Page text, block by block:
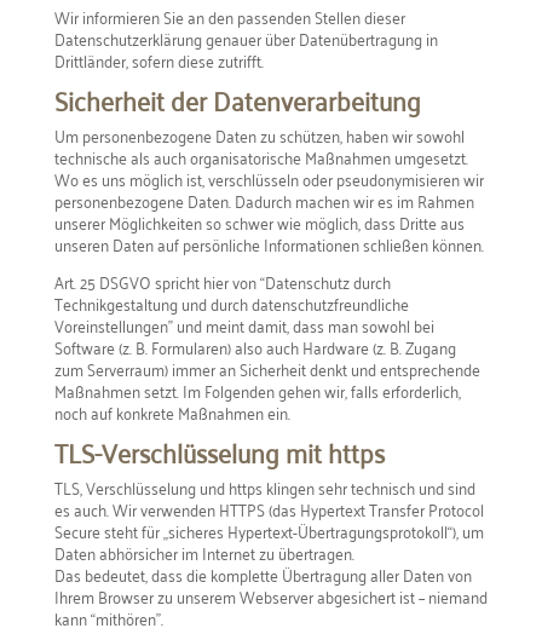
Wir informieren Sie an den passenden Stellen dieser
Datenschutzerklärung genauer über Datenübertragung in
Drittländer, sofern diese zutrifft.
Sicherheit der Datenverarbeitung
Um personenbezogene Daten zu schützen, haben wir sowohl
technische als auch organisatorische Maßnahmen umgesetzt.
Wo es uns möglich ist, verschlüsseln oder pseudonymisieren wir
personenbezogene Daten. Dadurch machen wir es im Rahmen
unserer Möglichkeiten so schwer wie möglich, dass Dritte aus
unseren Daten auf persönliche Informationen schließen können.
Art. 25 DSGVO spricht hier von “Datenschutz durch
Technikgestaltung und durch datenschutzfreundliche
Voreinstellungen” und meint damit, dass man sowohl bei
Software (z. B. Formularen) also auch Hardware (z. B. Zugang
zum Serverraum) immer an Sicherheit denkt und entsprechende
Maßnahmen setzt. Im Folgenden gehen wir, falls erforderlich,
noch auf konkrete Maßnahmen ein.
TLS-Verschlüsselung mit https
TLS, Verschlüsselung und https klingen sehr technisch und sind
es auch. Wir verwenden HTTPS (das Hypertext Transfer Protocol
Secure steht für „sicheres Hypertext-Übertragungsprotokoll“), um
Daten abhörsicher im Internet zu übertragen.
Das bedeutet, dass die komplette Übertragung aller Daten von
Ihrem Browser zu unserem Webserver abgesichert ist – niemand
kann “mithören”.